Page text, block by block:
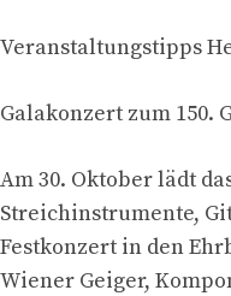
Veranstaltungstipps
Galakonzert zum 150.
Am 30. Oktober lädt
Streichinstrumente,
Festkonzert in den
Wiener Geiger,